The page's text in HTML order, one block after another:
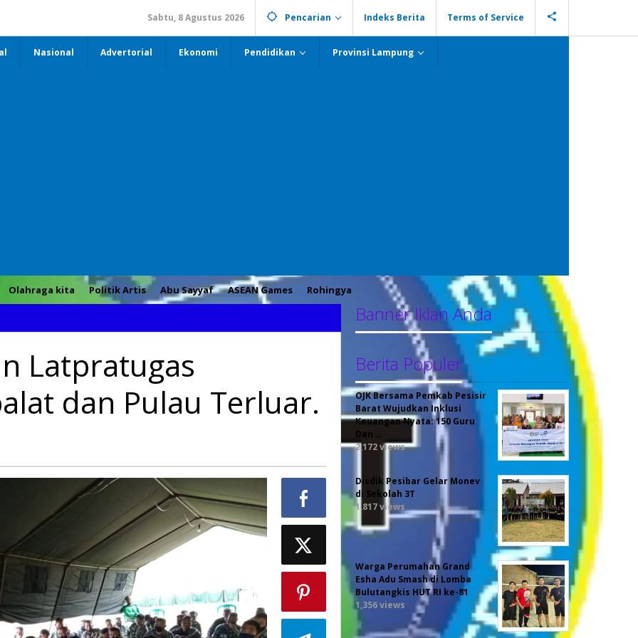
Sabtu, 8 Agustus 2026 Pencarian Indeks Berita Terms of Service
Nasional Advertorial Ekonomi Pendidikan Provinsi Lampung
Olahraga kita Politik Artis Abu Sayyaf ASEAN Games Rohingya
Latpratugas
dan Pulau Terluar.
Banner Iklan Anda
Berita Populer
OJK Bersama Pemkab Pesisir
Barat Wujudkan Inklusi
Keuangan Nyata: 150 Guru
Dan …
2,172 views
Disdik Pesibar Gelar Monev
di Sekolah 3T
1,817 views
Warga Perumahan Grand
Esha Adu Smash di Lomba
Bulutangkis HUT RI ke-81
1,356 views